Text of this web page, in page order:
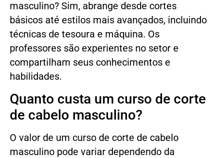
masculino? Sim, abrange desde cortes
básicos até estilos mais avançados, incluindo
técnicas de tesoura e máquina. Os
professores são experientes no setor e
compartilham seus conhecimentos e
habilidades.
Quanto custa um curso de corte
de cabelo masculino?
O valor de um curso de corte de cabelo
masculino pode variar dependendo da